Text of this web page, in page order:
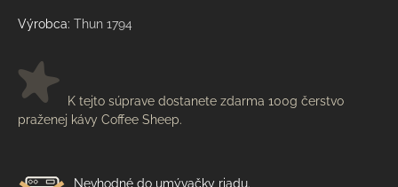
Výrobca: Thun 1794
K tejto súprave dostanete zdarma 100g čerstvo
praženej kávy Coffee Sheep.
Nevhodné do umývačky riadu.